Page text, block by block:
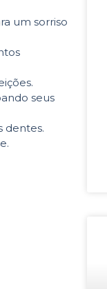
um sorriso
seus
dentes.